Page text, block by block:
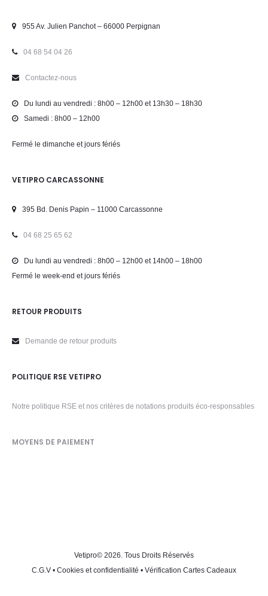
955 Av. Julien Panchot – 66000 Perpignan
04 68 54 04 26
Contactez-nous
Du lundi au vendredi : 8h00 – 12h00 et 13h30 – 18h30
Samedi : 8h00 – 12h00
Fermé le dimanche et jours fériés
VETIPRO CARCASSONNE
395 Bd. Denis Papin – 11000 Carcassonne
04 68 25 65 62
Du lundi au vendredi : 8h00 – 12h00 et 14h00 – 18h00
Fermé le week-end et jours fériés
RETOUR PRODUITS
Demande de retour produits
POLITIQUE RSE VETIPRO
Notre politique RSE et nos critères de notations produits éco-responsables
MOYENS DE PAIEMENT
Vetipro© 2026. Tous Droits Réservés
C.G.V • Cookies et confidentialité • Vérification Cartes Cadeaux